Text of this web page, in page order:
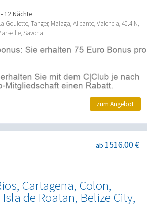
• 12 Nächte
Goulette, Tanger, Malaga, Alicante, Valencia, 40.4 N,
Savona
zum Angebot
Cartagena, Colon,
de Roatan, Belize City,
ab 1516.00 €